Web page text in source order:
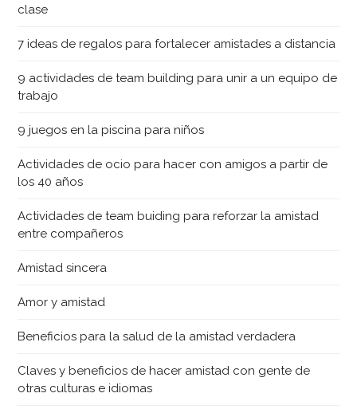
clase
7 ideas de regalos para fortalecer amistades a distancia
9 actividades de team building para unir a un equipo de
trabajo
9 juegos en la piscina para niños
Actividades de ocio para hacer con amigos a partir de
los 40 años
Actividades de team buiding para reforzar la amistad
entre compañeros
Amistad sincera
Amor y amistad
Beneficios para la salud de la amistad verdadera
Claves y beneficios de hacer amistad con gente de
otras culturas e idiomas